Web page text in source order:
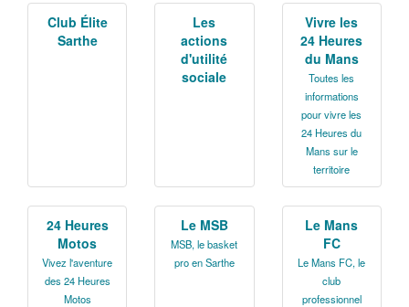
La Sarthe en vidéos
L'Abbaye Royale de l'Épau
LE CONSEIL DÉPARTEMENTAL
Les 21 cantons de la Sarthe
Club Élite
Sarthe
Les
actions
d'utilité
sociale
Vivre les
24 Heures
du Mans
Toutes les
informations
pour vivre les
24 Heures du
Mans sur le
territoire
24 Heures
Motos
Vivez l'aventure
des 24 Heures
Motos
Le MSB
MSB, le basket
pro en Sarthe
Le Mans
FC
Le Mans FC, le
club
professionnel